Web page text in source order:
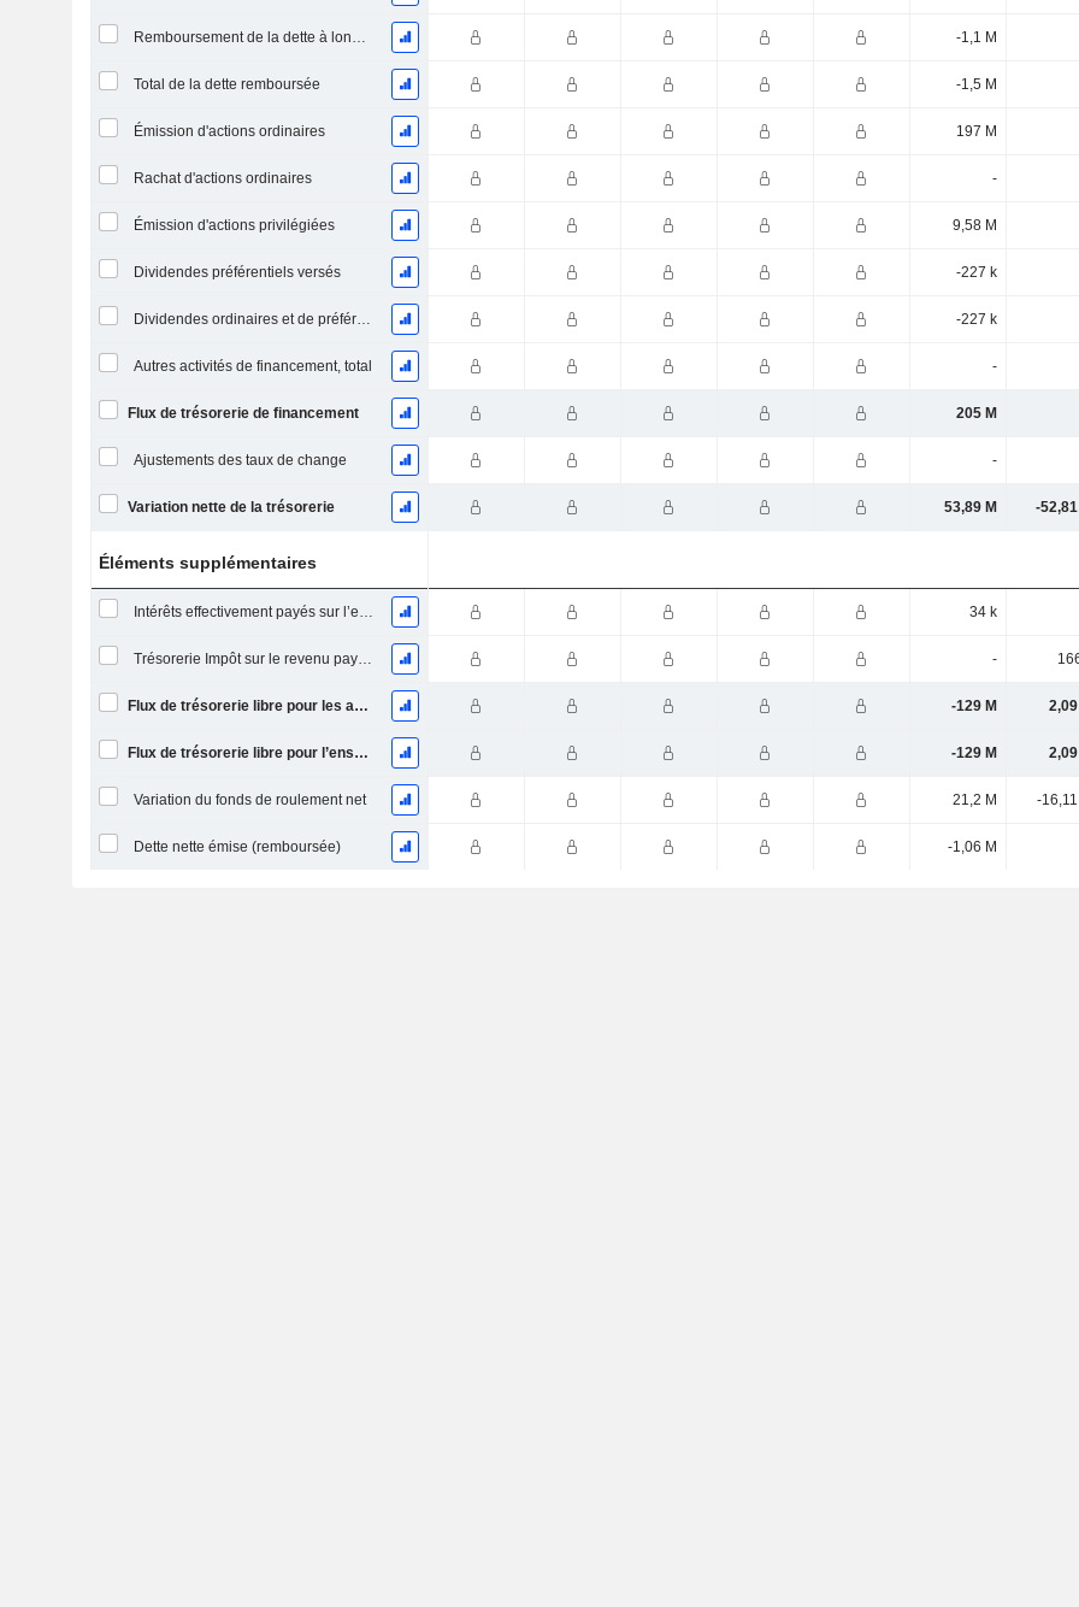
Remboursement de la dette à long terme, total -1,1 M
Total de la dette remboursée -1,5 M
Émission d'actions ordinaires 197 M
Rachat d'actions ordinaires -
Émission d'actions privilégiées 9,58 M
Dividendes préférentiels versés -227 k
Dividendes ordinaires et de préférence payés -227 k
Autres activités de financement, total -
Flux de trésorerie de financement 205 M
Ajustements des taux de change -
Variation nette de la trésorerie 53,89 M -52,81
Éléments supplémentaires
Intérêts effectivement payés sur l’exercice 34 k
Trésorerie Impôt sur le revenu payé (remboursement)Impôt effectivement payé (remboursé) sur l’exercice -
Flux de trésorerie libre pour les actionnaires FCFE -129 M 2,09
Flux de trésorerie libre pour l’ensemble des pourvoyeurs de fonds (créanciers et actionnaires) FCFF -129 M 2,09
Variation du fonds de roulement net 21,2 M -16,11
Dette nette émise (remboursée) -1,06 M